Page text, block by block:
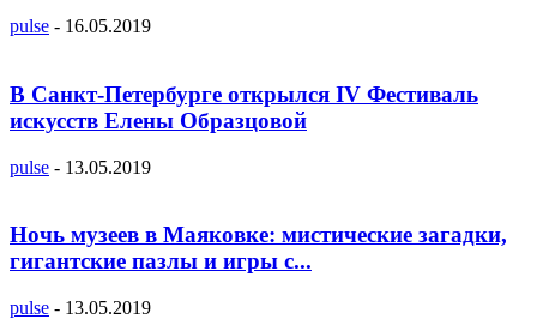
pulse - 16.05.2019
В Санкт-Петербурге открылся IV Фестиваль
искусств Елены Образцовой
pulse - 13.05.2019
Ночь музеев в Маяковке: мистические загадки,
гигантские пазлы и игры с...
pulse - 13.05.2019